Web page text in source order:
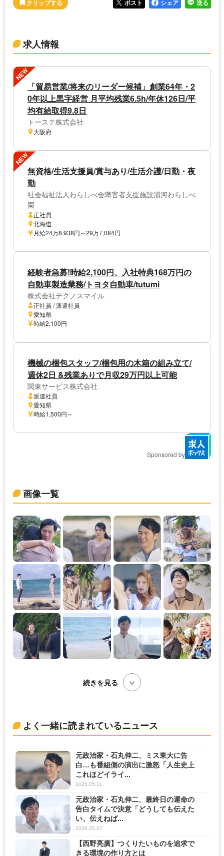
ポスト シェア 送る
求人情報
NEW
「貿易営業/将来のリーダー候補」創業64年・2
0年以上黒字経営 月平均残業6.5h/年休126日/平
均有給取得9.8日
トーステ株式会社
大阪府
NEW
無資格/生活支援員/賞与あり/生活介護/日勤・夜
勤
社会福祉法人わらしべ会障害者支援施設浦河わらしべ
園
正社員
北海道
月給24万8,938円～29万7,084円
経験者急募!時給2,100円、入社特典168万円の
自動車製造業務/トヨタ自動車/tutumi
株式会社テクノスマイル
正社員 / 派遣社員
愛知県
時給2,100円
機械の梱包スタッフ/梱包用の木箱の組み立て/
週休2日 &残業ありで月収29万円以上可能
関東サービス株式会社
派遣社員
愛知県
時給1,500円～
Sponsored by
画像一覧
続きを見る
よく一緒に読まれているニュース
元政治家・石丸伸二、ミス東大に告
白…も番組側の演出に激怒「人生史上
これほどイライ...
2026.05.11
元政治家・石丸伸二、最終日の運命の
告白タイムで決意「どうしても伝えた
い、伝えねば...
2026.05.07
【西野亮廣】つくりたいものを追求で
きる環境の作り方とは